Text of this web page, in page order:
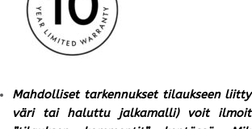
Mahdolliset tarkennukset tilaukseen
väri tai haluttu jalkamalli) voit